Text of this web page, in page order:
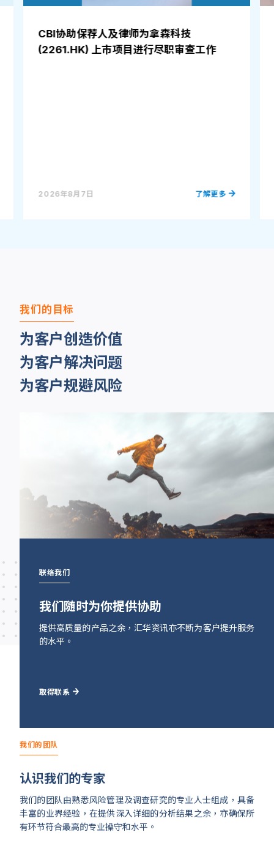
CBI协助保荐人及律师为拿森科技
(2261.HK) 上市项目进行尽职审查工作
2026年8月7日 了解更多
我们的目标
为客户创造价值
为客户解决问题
为客户规避风险
联络我们
我们随时为你提供协助
提供高质量的产品之余，汇华资讯亦不断为客户提升服务
的水平。
取得联系
我们的团队
认识我们的专家
我们的团队由熟悉风险管理及调查研究的专业人士组成，具备
丰富的业界经验，在提供深入详细的分析结果之余，亦确保所
有环节符合最高的专业操守和水平。